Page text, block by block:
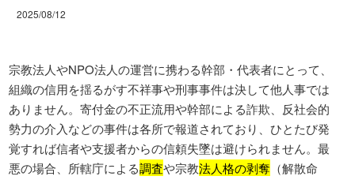
2025/08/12
宗教法人やNPO法人の運営に携わる幹部・代表者にとって、
組織の信用を揺るがす不祥事や刑事事件は決して他人事では
ありません。寄付金の不正流用や幹部による詐欺、反社会的
勢力の介入などの事件は各所で報道されており、ひとたび発
覚すれば信者や支援者からの信頼失墜は避けられません。最
悪の場合、所轄庁による調査や宗教法人格の剥奪 （解散命